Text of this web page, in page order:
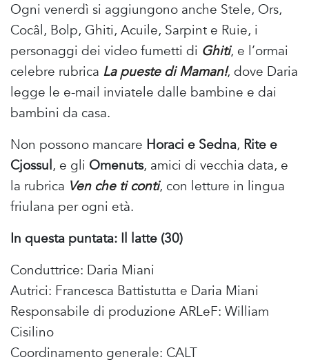
Ogni venerdì si aggiungono anche Stele, Ors,
Cocâl, Bolp, Ghiti, Acuile, Sarpint e Ruie, i
personaggi dei video fumetti di Ghiti, e l’ormai
celebre rubrica La pueste di Maman!, dove Daria
legge le e-mail inviatele dalle bambine e dai
bambini da casa.
Non possono mancare Horaci e Sedna, Rite e
Cjossul, e gli Omenuts, amici di vecchia data, e
la rubrica Ven che ti conti, con letture in lingua
friulana per ogni età.
In questa puntata: Il latte (30)
Conduttrice: Daria Miani
Autrici: Francesca Battistutta e Daria Miani
Responsabile di produzione ARLeF: William
Cisilino
Coordinamento generale: CALT